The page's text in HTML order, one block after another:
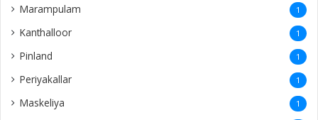
Marampulam 1
Kanthalloor 1
Pinland 1
Periyakallar 1
Maskeliya 1